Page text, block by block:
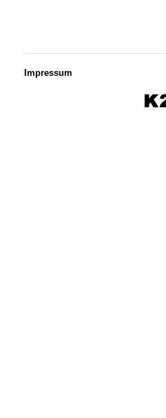
Impressum